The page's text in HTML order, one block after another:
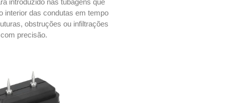
interior das condutas em tempo
obstruções ou infiltrações
com precisão.